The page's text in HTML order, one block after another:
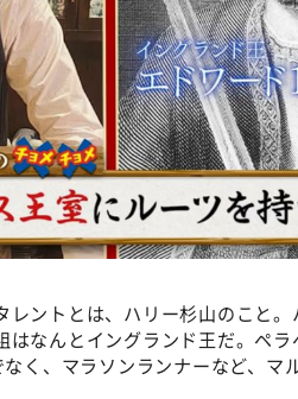
レントとは、ハリー杉山のこと
なんとイングランド王だ。ペラ
く、マラソンランナーなど、マ